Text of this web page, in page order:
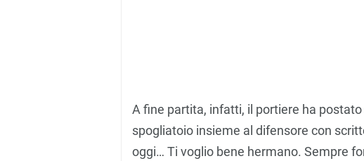
A fine partita, infatti, il portiere ha
spogliatoio insieme al difensore con
oggi… Ti voglio bene hermano. Sempre